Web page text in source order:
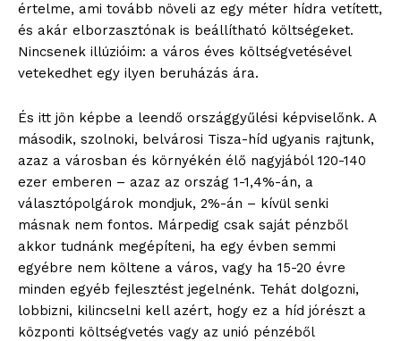
szubjektív élményportál
értelme, ami tovább növeli az egy méter hídra vetített,
és akár elborzasztónak is beállítható költségeket.
Nincsenek illúzióim: a város éves költségvetésével
vetekedhet egy ilyen beruházás ára.
És itt jön képbe a leendő országgyűlési képviselőnk. A
második, szolnoki, belvárosi Tisza-híd ugyanis rajtunk,
azaz a városban és környékén élő nagyjából 120-140
ezer emberen – azaz az ország 1-1,4%-án, a
választópolgárok mondjuk, 2%-án – kívül senki
másnak nem fontos. Márpedig csak saját pénzből
akkor tudnánk megépíteni, ha egy évben semmi
egyébre nem költene a város, vagy ha 15-20 évre
minden egyéb fejlesztést jegelnénk. Tehát dolgozni,
lobbizni, kilincselni kell azért, hogy ez a híd jórészt a
központi költségvetés vagy az unió pénzéből